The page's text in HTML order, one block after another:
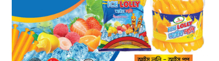
২ ঘণ্টা আগে
সিলিন্ডার লিকেজে ভয়াবহ অগ্নিকাণ্ড:
দগ্ধ ৩ জনের অবস্থা আশঙ্কাজনক
২ ঘণ্টা আগে